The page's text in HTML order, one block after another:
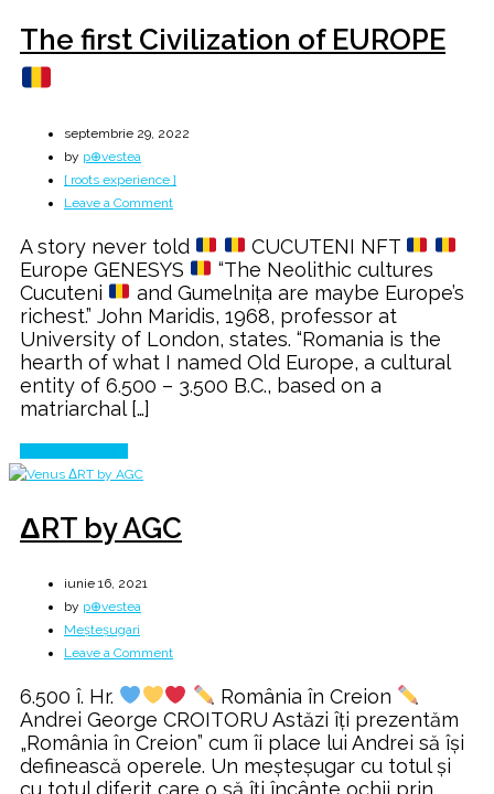
The first Civilization of EUROPE
septembrie 29, 2022
by p⊕vestea
[ roots experience ]
Leave a Commenton
first
Civilization
of
EUROPE
A story never told
CUCUTENI NFT
Europe GENESYS
“The Neolithic cultures
Cucuteni
and Gumelnița are maybe Europe’s
richest.” John Maridis, 1968, professor at
University of London, states. “Romania is the
hearth of what I named Old Europe, a cultural
entity of 6.500 – 3.500 B.C., based on a
matriarchal […]
ΔRT by AGC
iunie 16, 2021
by p⊕vestea
Meșteșugari
Leave a Commenton
by
AGC
6.500 î. Hr.
România în Creion
Andrei George CROITORU Astăzi îți prezentăm
„România în Creion” cum îi place lui Andrei să își
definească operele. Un meșteșugar cu totul și
cu totul diferit care o să îți încânte ochii prin